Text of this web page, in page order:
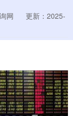
网
更新：2025-